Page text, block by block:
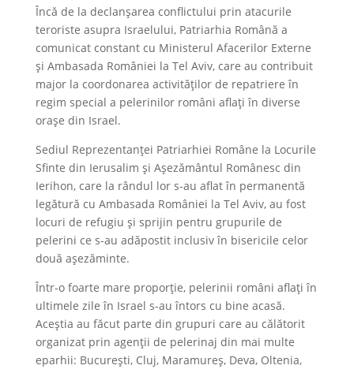
Încă de la declanșarea conflictului prin atacurile
teroriste asupra Israelului, Patriarhia Română a
comunicat constant cu Ministerul Afacerilor Externe
și Ambasada României la Tel Aviv, care au contribuit
major la coordonarea activităților de repatriere în
regim special a pelerinilor români aflați în diverse
orașe din Israel.
Sediul Reprezentanței Patriarhiei Române la Locurile
Sfinte din Ierusalim și Așezământul Românesc din
Ierihon, care la rândul lor s-au aflat în permanentă
legătură cu Ambasada României la Tel Aviv, au fost
locuri de refugiu și sprijin pentru grupurile de
pelerini ce s-au adăpostit inclusiv în bisericile celor
două așezăminte.
Într-o foarte mare proporție, pelerinii români aflați în
ultimele zile în Israel s-au întors cu bine acasă.
Aceștia au făcut parte din grupuri care au călătorit
organizat prin agenții de pelerinaj din mai multe
eparhii: Bucureşti, Cluj, Maramureș, Deva, Oltenia,